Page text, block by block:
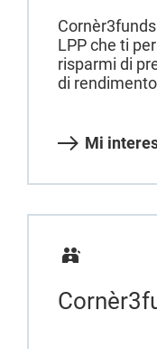
LPP che ti
risparmi di
di
Mi